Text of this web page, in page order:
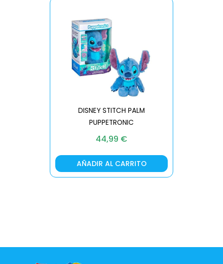
DISNEY STITCH PALM
PUPPETRONIC
44,99 €
AÑADIR AL CARRITO